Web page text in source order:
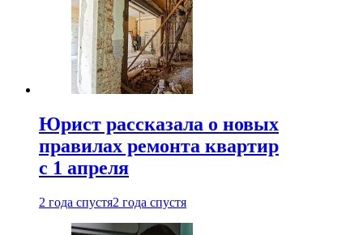
Юрист рассказала о новых
правилах ремонта квартир
с 1 апреля
2 года спустя2 года спустя